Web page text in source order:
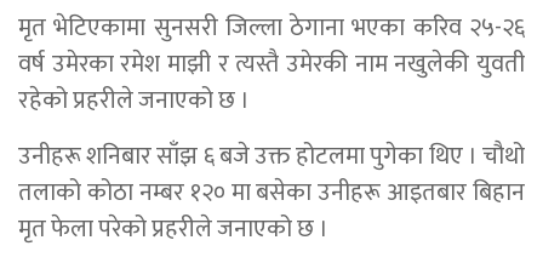
मृत भेटिएकामा सुनसरी जिल्ला ठेगाना भएका करिव २५-२६
वर्ष उमेरका रमेश माझी र त्यस्तै उमेरकी नाम नखुलेकी युवती
रहेको प्रहरीले जनाएको छ ।
उनीहरू शनिबार साँझ ६ बजे उक्त होटलमा पुगेका थिए । चौथो
तलाको कोठा नम्बर १२० मा बसेका उनीहरू आइतबार बिहान
मृत फेला परेको प्रहरीले जनाएको छ ।